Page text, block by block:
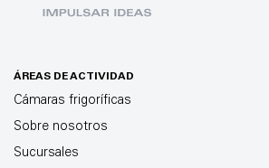
ÁREAS DE ACTIVIDAD
Cámaras frigoríficas
Sobre nosotros
Sucursales